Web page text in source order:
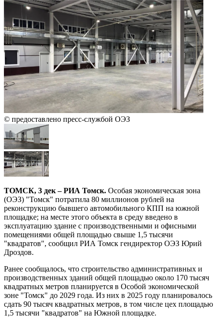
© предоставлено пресс-службой ОЭЗ
ТОМСК, 3 дек – РИА Томск. Особая экономическая зона
(ОЭЗ) "Томск" потратила 80 миллионов рублей на
реконструкцию бывшего автомобильного КПП на южной
площадке; на месте этого объекта в среду введено в
эксплуатацию здание с производственными и офисными
помещениями общей площадью свыше 1,5 тысячи
"квадратов", сообщил РИА Томск гендиректор ОЭЗ Юрий
Дроздов.
Ранее сообщалось, что строительство административных и
производственных зданий общей площадью около 170 тысяч
квадратных метров планируется в Особой экономической
зоне "Томск" до 2029 года. Из них в 2025 году планировалось
сдать 90 тысяч квадратных метров, в том числе цех площадью
1,5 тысячи "квадратов" на Южной площадке.